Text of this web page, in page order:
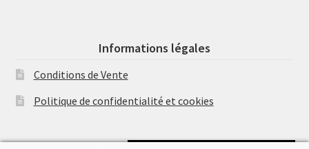
Informations légales
Conditions de Vente
Politique de confidentialité et cookies